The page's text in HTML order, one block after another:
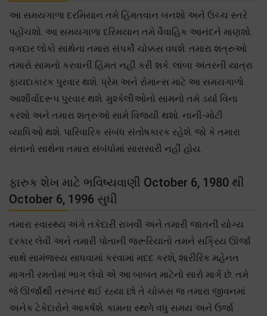
આ સમયગાળા દરમિયાન તમે હિંમતવાન બનશો અને ઉચ્ચ સ્તરે
પહોંચશો. આ સમયગાળા દરિમયાન તમે વૈવાહિક આનંદને માણશો.
વગદાર લોકો સાથેના તમારા સંપર્કો ચોક્કસ વધશે. તમારા શત્રુઓ
તમારો સામનો કરવાની હિંમત નહીં કરી શકે. લાંબા અંતરની યાત્રા
ફાયદાકારક પુરવાર થશે. પ્રેમ અને રોમાન્સ માટે આ સમયગાળો
આશીર્વાદરૂપ પુરવાર થશે. મુશ્કેલીઓનો સામનો તમે ડર્યા વિના
કરશો અને તમારા શત્રુઓ સામે વિજયી થશો. નાની-મોટી
વ્યાધિઓ થશે. પારિવારિક સંબંધ સંતોષકારક રહેશે. જો કે તમારા
સંતાનો સાથેના તમારા સંબંધોમાં સારાસારી નહીં હોય.
ફારુક શેખ માટે ભવિષ્યવાણી October 6, 1980 થી
October 6, 1996 સુધી
તમારા સ્વાસ્થ્ય અંગે તકેદારી રાખવી અને તમારી જાતની યોગ્ય
દરકાર લેવી અને તમારી પોતાની જરૂરિયાતો તમને સક્રિય ઊર્જા
સાથે સામંજસ્ય સાધવામાં કરવામાં મદદ કરશે, શારીરિક મહેનત
માગતી રમતોમાં ભાગ લેવો એ આ બાબત માટેનો સારો માર્ગ છે. તમે
જે ઊર્જાથી તરબતર થઈ રહ્યા છો તે ચોક્કસ જ તમારા જીવનમાં
અનેક ટેકેદારોને આકર્ષશે. કામના સ્થળે વધુ સમય અને ઉર્જા